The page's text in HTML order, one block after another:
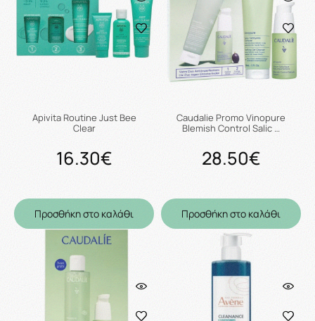
Apivita Routine Just Bee
Clear
16.30€
Προσθήκη στο καλάθι
Caudalie Promo Vinopure
Blemish Control Salic …
28.50€
Προσθήκη στο καλάθι